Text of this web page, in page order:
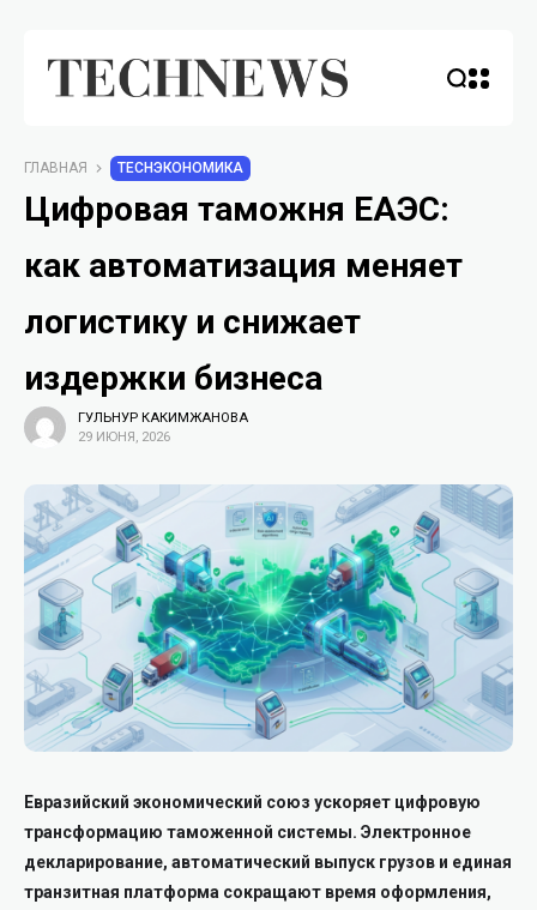
ГЛАВНАЯ TECHЭКОНОМИКА
Цифровая таможня ЕАЭС:
как автоматизация меняет
логистику и снижает
издержки бизнеса
ГУЛЬНУР КАКИМЖАНОВА
29 ИЮНЯ, 2026
Евразийский экономический союз ускоряет цифровую
трансформацию таможенной системы. Электронное
декларирование, автоматический выпуск грузов и единая
транзитная платформа сокращают время оформления,